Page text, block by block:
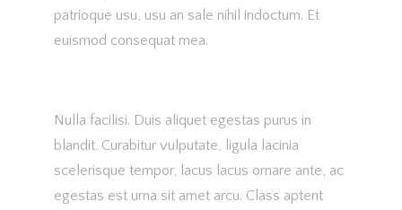
patrioque usu, usu an sale nihil indoctum. Et
euismod consequat mea.
Nulla facilisi. Duis aliquet egestas purus in
blandit. Curabitur vulputate, ligula lacinia
scelerisque tempor, lacus lacus ornare ante, ac
egestas est urna sit amet arcu. Class aptent